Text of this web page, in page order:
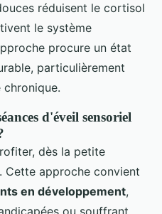
réduisent le cortisol
le système
procure un état
particulièrement
d'éveil sensoriel
dès la petite
Cette approche convient
en développement,